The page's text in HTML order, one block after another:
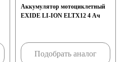
Аккумулятор мотоциклетный
EXIDE LI-ION ELTX12 4 Ач
Подобрать аналог